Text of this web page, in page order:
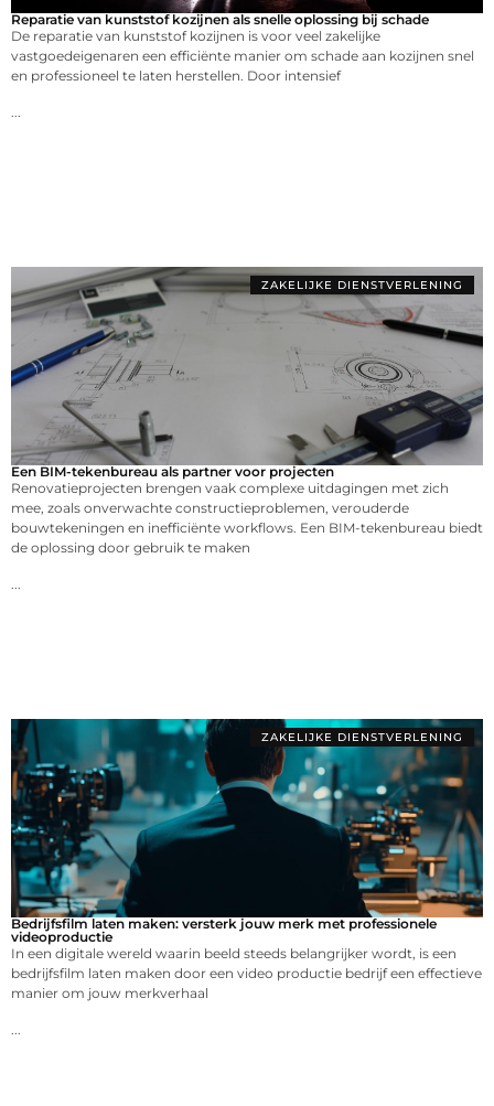
Reparatie van kunststof kozijnen als snelle oplossing bij schade
De reparatie van kunststof kozijnen is voor veel zakelijke
vastgoedeigenaren een efficiënte manier om schade aan kozijnen snel
en professioneel te laten herstellen. Door intensief
ZAKELIJKE DIENSTVERLENING
Een BIM-tekenbureau als partner voor projecten
Renovatieprojecten brengen vaak complexe uitdagingen met zich
mee, zoals onverwachte constructieproblemen, verouderde
bouwtekeningen en inefficiënte workflows. Een BIM-tekenbureau biedt
de oplossing door gebruik te maken
ZAKELIJKE DIENSTVERLENING
Bedrijfsfilm laten maken: versterk jouw merk met professionele
videoproductie
In een digitale wereld waarin beeld steeds belangrijker wordt, is een
bedrijfsfilm laten maken door een video productie bedrijf een effectieve
manier om jouw merkverhaal